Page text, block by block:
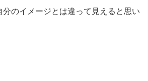
分のイメージとは違って見えると思い